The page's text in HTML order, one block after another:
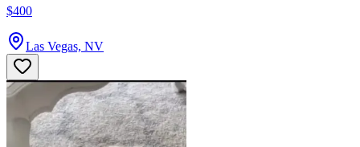
$400
Las Vegas, NV